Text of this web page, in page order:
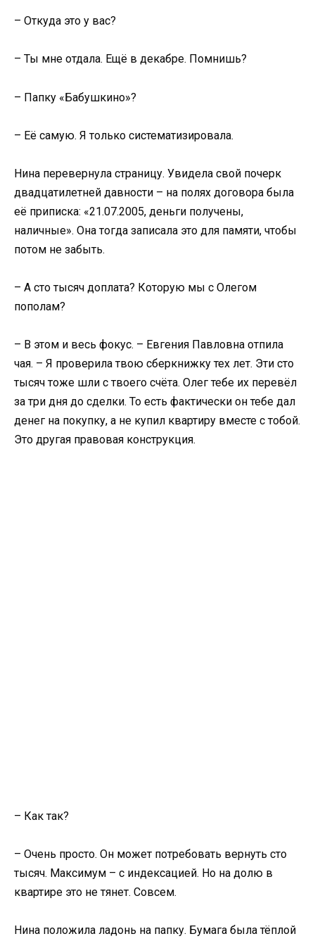
– Откуда это у вас?
– Ты мне отдала. Ещё в декабре. Помнишь?
– Папку «Бабушкино»?
– Её самую. Я только систематизировала.
Нина перевернула страницу. Увидела свой почерк
двадцатилетней давности – на полях договора была
её приписка: «21.07.2005, деньги получены,
наличные». Она тогда записала это для памяти, чтобы
потом не забыть.
– А сто тысяч доплата? Которую мы с Олегом
пополам?
– В этом и весь фокус. – Евгения Павловна отпила
чая. – Я проверила твою сберкнижку тех лет. Эти сто
тысяч тоже шли с твоего счёта. Олег тебе их перевёл
за три дня до сделки. То есть фактически он тебе дал
денег на покупку, а не купил квартиру вместе с тобой.
Это другая правовая конструкция.
– Как так?
– Очень просто. Он может потребовать вернуть сто
тысяч. Максимум – с индексацией. Но на долю в
квартире это не тянет. Совсем.
Нина положила ладонь на папку. Бумага была тёплой